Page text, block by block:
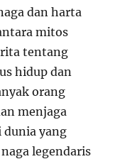
dan harta
mitos
tentang
hidup dan
orang
menjaga
dunia yang
legendaris